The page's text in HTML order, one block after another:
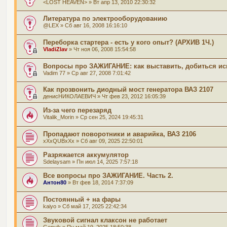
<LOST HEAVEN> » Вт апр 13, 2010 22:30:32
Литература по электрооборудованию
@LEX » Сб авг 16, 2008 16:16:10
Переборка стартера - есть у кого опыт? (АРХИВ 1Ч.)
VladiZlav » Чт ноя 06, 2008 15:54:58
Вопросы про ЗАЖИГАНИЕ: как выставить, добиться
Vadim 77 » Ср авг 27, 2008 7:01:42
Как прозвонить диодный мост генератора ВАЗ 2107
денисНИКОЛАЕВИЧ » Чт фев 23, 2012 16:05:39
Из-за чего перезаряд
Vitalik_Morin » Ср сен 25, 2024 19:45:31
Пропадают поворотники и аварийка, ВАЗ 2106
xXxQUBxXx » Сб авг 09, 2025 22:50:01
Разряжается аккумулятор
Sdelaysam » Пн июл 14, 2025 7:57:18
Все вопросы про ЗАЖИГАНИЕ. Часть 2.
Антон80 » Вт фев 18, 2014 7:37:09
Постоянный + на фары
kaiyo » Сб май 17, 2025 22:42:34
Звуковой сигнал клаксон не работает